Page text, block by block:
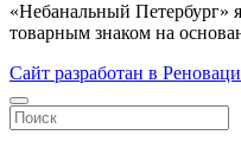
«Небанальный Петербург»
товарным знаком на
Сайт разработан в